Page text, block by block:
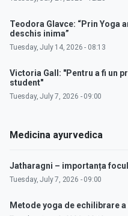
Teodora Glavce: “Prin Yoga
deschis inima”
Tuesday, July 14, 2026 - 08:13
Victoria Gall: "Pentru a fi un
student"
Tuesday, July 7, 2026 - 09:00
Medicina ayurvedica
Jatharagni – importanța
Tuesday, July 7, 2026 - 09:00
Metode yoga de echilibrare